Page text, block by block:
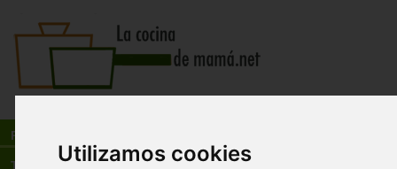
Utilizamos cookies
Recetas
Tienda